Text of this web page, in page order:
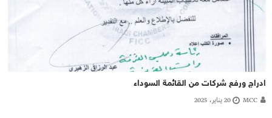
ادراج ورفع شركات من القائمة السوداء
MCC 20 يناير، 2025